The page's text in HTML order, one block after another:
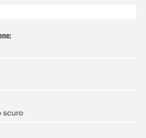
:
scuro